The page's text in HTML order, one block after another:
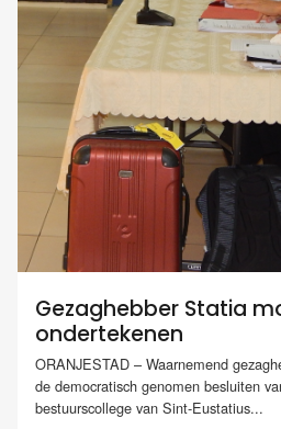
Gezaghebber Statia
ondertekenen
ORANJESTAD – Waarnemend
de democratisch genomen besluiten
bestuurscollege van Sint-Eustatius...